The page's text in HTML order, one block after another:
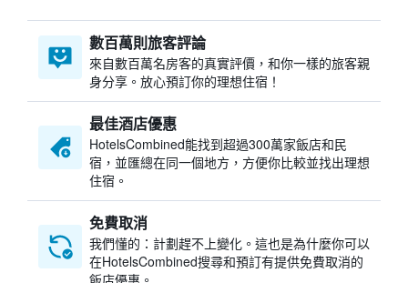
數百萬則旅客評論
來自數百萬名房客的真實評價，和你一樣的旅客親
身分享。放心預訂你的理想住宿！
最佳酒店優惠
HotelsCombined​能找到超過300萬家飯店和民
宿，並匯總在同一個地方，方便你比較並找出理想
住宿。
免費取消
我們懂的：計劃趕不上變化。這也是為什麼你可以
在HotelsCombined搜尋和預訂有提供免費取消的
飯店優惠。